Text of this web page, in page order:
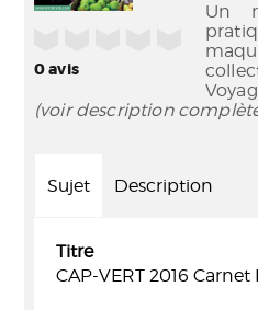
0avis
Un
(voir description
Sujet Description
Titre
CAP-VERT 2016